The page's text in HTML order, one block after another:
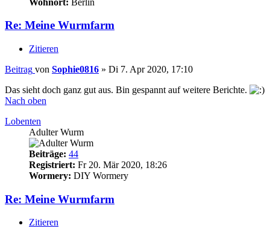
Re: Meine Wurmfarm
Zitieren
Beitrag von Sophie0816 » Di 7. Apr 2020, 17:10
Das sieht doch ganz gut aus. Bin gespannt auf weitere Berichte.
Nach oben
Lobenten
Adulter Wurm
Beiträge: 44
Registriert: Fr 20. Mär 2020, 18:26
Wormery: DIY Wormery
Re: Meine Wurmfarm
Zitieren